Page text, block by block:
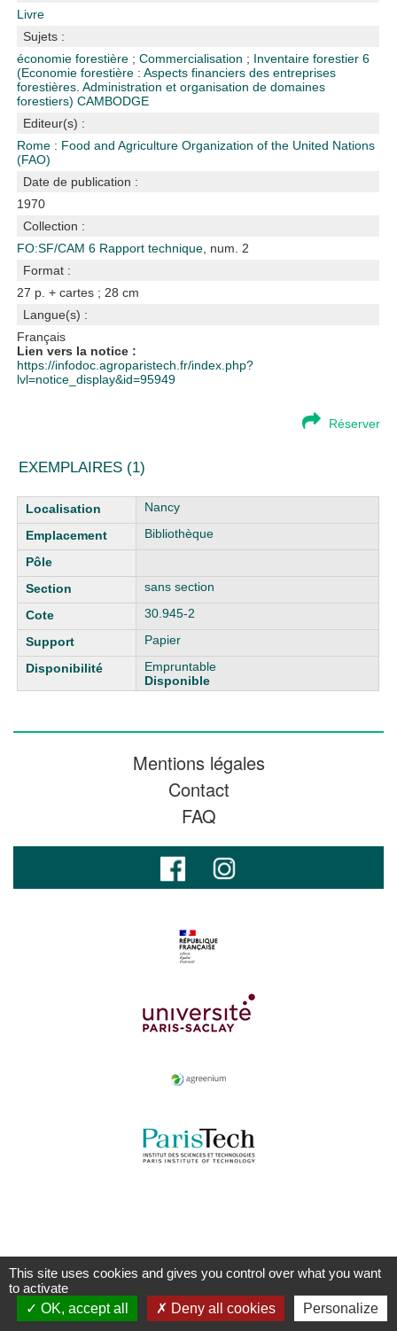
Livre
Sujets :
économie forestière ;Commercialisation ; Inventaire forestier6
(Economie forestière : Aspects financiers des entreprises
forestières. Administration et organisation de domaines
forestiers)CAMBODGE
Editeur(s) :
Rome : Food and Agriculture Organization of the United Nations
(FAO)
Date de publication :
1970
Collection :
FO:SF/CAM 6 Rapport technique , num. 2
Format :
27 p. + cartes ; 28 cm
Langue(s) :
Français
Lien vers la notice :
https://infodoc.agroparistech.fr/index.php?
lvl=notice_display&id=95949
Réserver
EXEMPLAIRES (1)
Liste des exemplaires
Nancy
Bibliothèque
sans section
30.945-2
Papier
Empruntable
Disponible
Mentions légales
Contact
FAQ
This site uses cookies and gives you control over what you want
to activate
OK, accept all
Deny all cookies Personalize